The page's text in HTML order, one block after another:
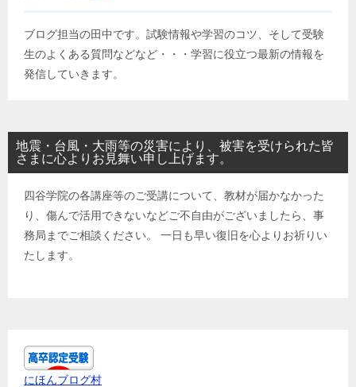
ブログ担当の田中です。試験情報や学習のコツ、そして受験
生のよくある質問などなど・・・学習に役立つ最新の情報を
発信していきます。
地震・台風・大雨等の災害により、被害を受けられた皆
さまに心よりお見舞い申し上げます。
四谷学院の各講座等のご受講について、教材が届かなかった
り、傷んで活用できないなどご不自由がございましたら、事
務局までご相談ください。 一日も早い復旧を心よりお祈りい
たします。
にほんブログ村